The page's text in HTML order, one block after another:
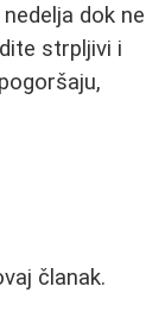
dok ne
strpljivi i
članak.